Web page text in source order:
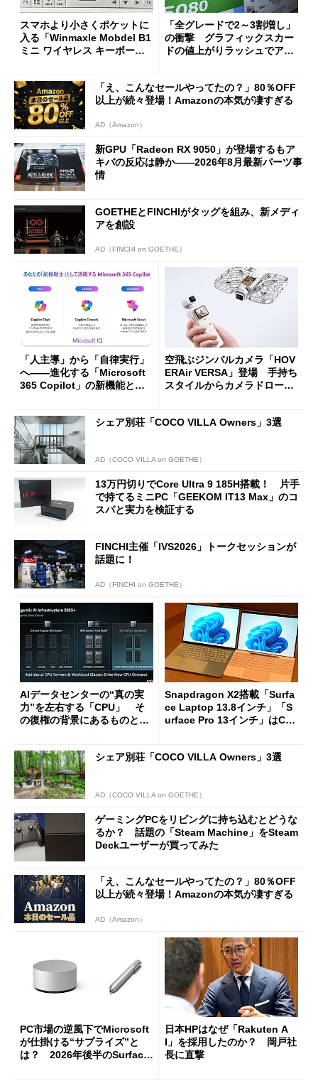
スマホより小さくポケットに
入る「Winmaxle Mobdel B1
ミニ ワイヤレス キーボー
「全グレードで2～3割増し」
の衝撃 グラフィックスカー
ドの値上がりラッシュでアキ
「え、こんなセールやってたの？」80％OFF
以上が続々登場！Amazonの本気が凄すぎる
AD（Amazon）
新GPU「Radeon RX 9050」が登場するもア
キバの反応は静か――2026年8月最新パーツ事
情
GOETHEとFINCHIがタッグを組み、新メディ
アを創設
AD（FINCHI on GOETHE）
「人主導」から「自律実行」
へ――進化する「Microsoft
365 Copilot」の新機能とエ
空飛ぶジンバルカメラ「HOV
ERAir VERSA」登場 手持ち
スタイルからカメラドローン
シェア別荘「COCO VILLA Owners」3選
AD（COCO VILLA on GOETHE）
13万円切りでCore Ultra 9 185H搭載！ 片手
で持てるミニPC「GEEKOM IT13 Max」のコ
スパと実力を検証する
FINCHI主催「IVS2026」トークセッションが
話題に！
AD（FINCHI on GOETHE）
AIデータセンターの“真の実
力”を左右する「CPU」 そ
の復権の背景にあるものと
Snapdragon X2搭載「Surfa
ce Laptop 13.8インチ」「S
urface Pro 13インチ」はCop
た
シェア別荘「COCO VILLA Owners」3選
AD（COCO VILLA on GOETHE）
ゲーミングPCをリビングに持ち込むとどうな
るか？ 話題の「Steam Machine」をSteam
Deckユーザーが買ってみた
「え、こんなセールやってたの？」80％OFF
以上が続々登場！Amazonの本気が凄すぎる
AD（Amazon）
PC市場の逆風下でMicrosoft
が仕掛ける“サプライズ”と
は？ 2026年後半のSurface
日本HPはなぜ「Rakuten A
I」を採用したのか？ 岡戸社
長に直撃